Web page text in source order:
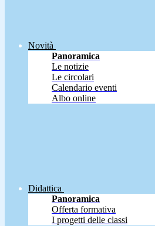
Novità
Panoramica
Le notizie
Le circolari
Calendario eventi
Albo online
Didattica
Panoramica
Offerta formativa
I progetti delle classi